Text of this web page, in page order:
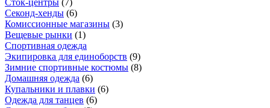
Сток-центры (7)
Секонд-хенды (6)
Комиссионные магазины (3)
Вещевые рынки (1)
Спортивная одежда
Экипировка для единоборств (9)
Зимние спортивные костюмы (8)
Домашняя одежда (6)
Купальники и плавки (6)
Одежда для танцев (6)